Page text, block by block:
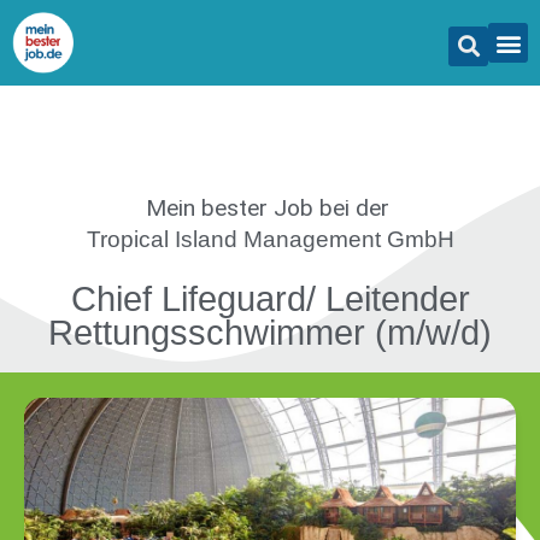
Mein bester Job bei der
Tropical Island Management GmbH
Chief Lifeguard/ Leitender
Rettungsschwimmer (m/w/d)